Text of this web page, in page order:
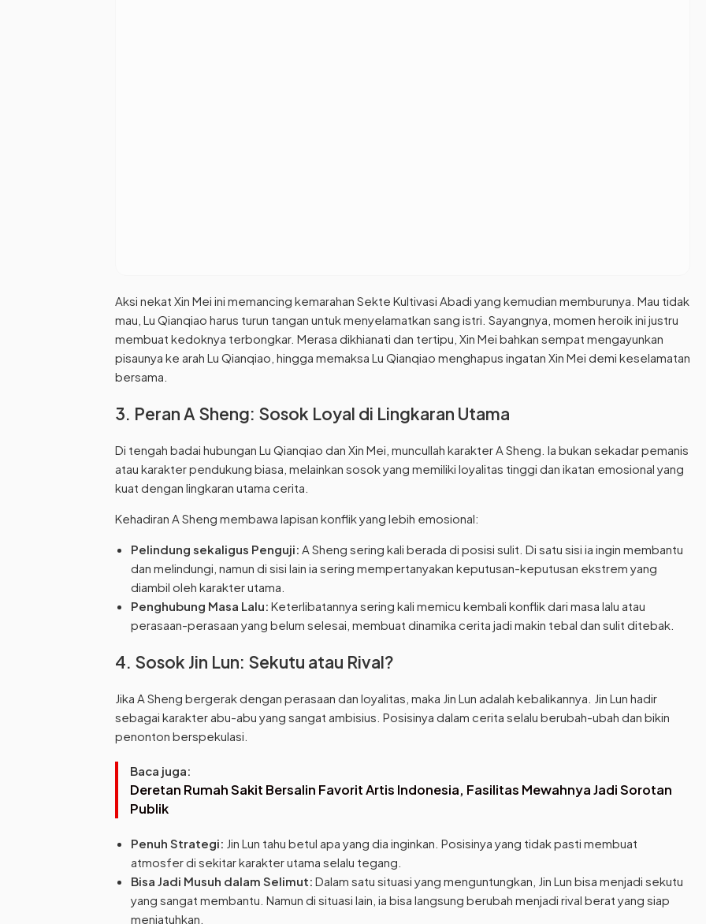
Aksi nekat Xin Mei ini memancing kemarahan Sekte Kultivasi Abadi yang kemudian memburunya. Mau tidak
mau, Lu Qianqiao harus turun tangan untuk menyelamatkan sang istri. Sayangnya, momen heroik ini justru
membuat kedoknya terbongkar. Merasa dikhianati dan tertipu, Xin Mei bahkan sempat mengayunkan
pisaunya ke arah Lu Qianqiao, hingga memaksa Lu Qianqiao menghapus ingatan Xin Mei demi keselamatan
bersama.
3. Peran A Sheng: Sosok Loyal di Lingkaran Utama
Di tengah badai hubungan Lu Qianqiao dan Xin Mei, muncullah karakter A Sheng. Ia bukan sekadar pemanis
atau karakter pendukung biasa, melainkan sosok yang memiliki loyalitas tinggi dan ikatan emosional yang
kuat dengan lingkaran utama cerita.
Kehadiran A Sheng membawa lapisan konflik yang lebih emosional:
Pelindung sekaligus Penguji: A Sheng sering kali berada di posisi sulit. Di satu sisi ia ingin membantu
dan melindungi, namun di sisi lain ia sering mempertanyakan keputusan-keputusan ekstrem yang
diambil oleh karakter utama.
Penghubung Masa Lalu: Keterlibatannya sering kali memicu kembali konflik dari masa lalu atau
perasaan-perasaan yang belum selesai, membuat dinamika cerita jadi makin tebal dan sulit ditebak.
4. Sosok Jin Lun: Sekutu atau Rival?
Jika A Sheng bergerak dengan perasaan dan loyalitas, maka Jin Lun adalah kebalikannya. Jin Lun hadir
sebagai karakter abu-abu yang sangat ambisius. Posisinya dalam cerita selalu berubah-ubah dan bikin
penonton berspekulasi.
Baca juga:
Deretan Rumah Sakit Bersalin Favorit Artis Indonesia, Fasilitas Mewahnya Jadi Sorotan
Publik
Penuh Strategi: Jin Lun tahu betul apa yang dia inginkan. Posisinya yang tidak pasti membuat
atmosfer di sekitar karakter utama selalu tegang.
Bisa Jadi Musuh dalam Selimut: Dalam satu situasi yang menguntungkan, Jin Lun bisa menjadi sekutu
yang sangat membantu. Namun di situasi lain, ia bisa langsung berubah menjadi rival berat yang siap
menjatuhkan.